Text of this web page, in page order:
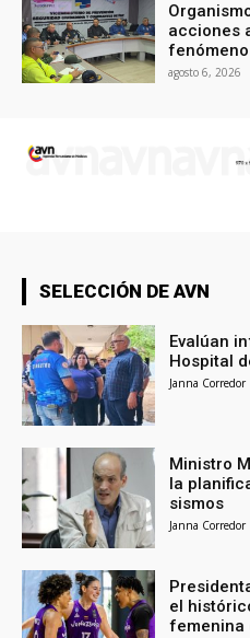
acciones
fenómeno
agosto 6, 2026
SELECCIÓN DE AVN
Evalúan
Hospital
Janna Corredor
Ministro
la
sismos
Janna Corredor
el
femenina